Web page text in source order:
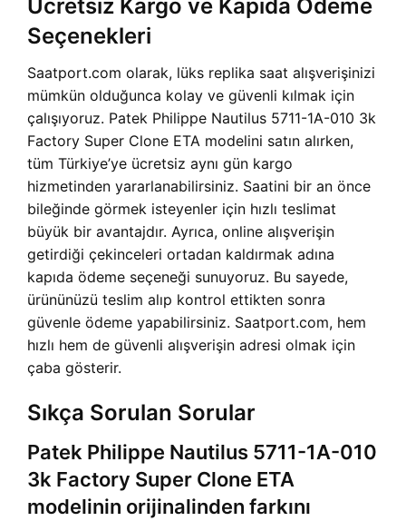
Ücretsiz Kargo ve Kapıda Ödeme
Seçenekleri
Saatport.com olarak, lüks replika saat alışverişinizi
mümkün olduğunca kolay ve güvenli kılmak için
çalışıyoruz. Patek Philippe Nautilus 5711-1A-010 3k
Factory Super Clone ETA modelini satın alırken,
tüm Türkiye’ye ücretsiz aynı gün kargo
hizmetinden yararlanabilirsiniz. Saatini bir an önce
bileğinde görmek isteyenler için hızlı teslimat
büyük bir avantajdır. Ayrıca, online alışverişin
getirdiği çekinceleri ortadan kaldırmak adına
kapıda ödeme seçeneği sunuyoruz. Bu sayede,
ürününüzü teslim alıp kontrol ettikten sonra
güvenle ödeme yapabilirsiniz. Saatport.com, hem
hızlı hem de güvenli alışverişin adresi olmak için
çaba gösterir.
Sıkça Sorulan Sorular
Patek Philippe Nautilus 5711-1A-010
3k Factory Super Clone ETA
modelinin orijinalinden farkını